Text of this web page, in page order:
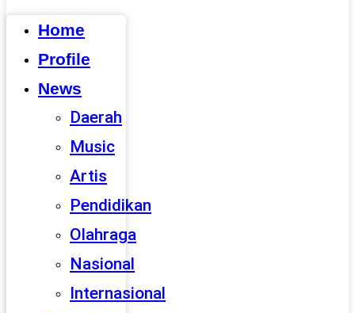
Home
Profile
News
Daerah
Music
Artis
Pendidikan
Olahraga
Nasional
Internasional